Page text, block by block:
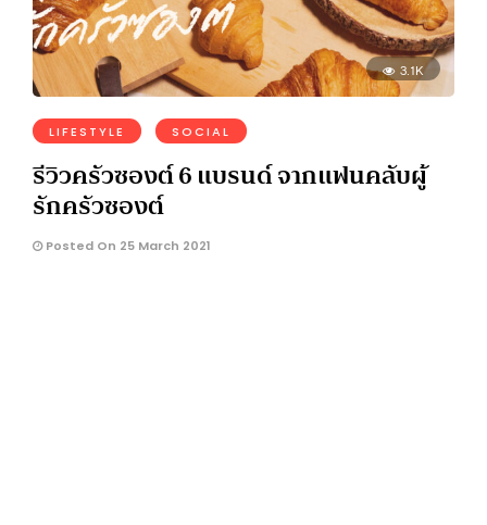
3.1K
LIFESTYLE SOCIAL
รีวิวครัวซองต์ 6 แบรนด์ จากแฟนคลับผู้
รักครัวซองต์
Posted On 25 March 2021